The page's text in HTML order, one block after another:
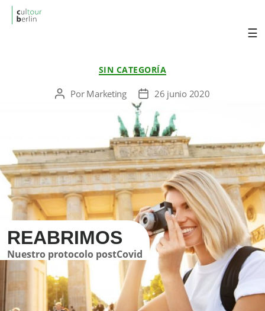
SIN CATEGORÍA
AutorPor Marketing
Fecha
de
la
entrada
26 junio 2020
REABRIMOS
Nuestro protocolo postCovid